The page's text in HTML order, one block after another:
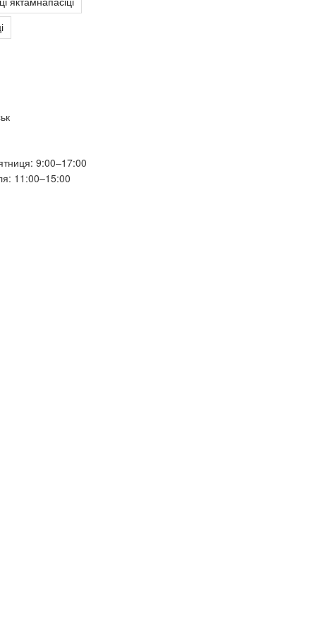
9:00–17:00
11:00–15:00